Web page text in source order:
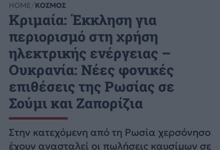
HOME ΚΟΣΜΟΣ
Κριμαία: Έκκληση για
περιορισμό στη χρήση
ηλεκτρικής ενέργειας –
Ουκρανία: Νέες φονικές
επιθέσεις της Ρωσίας σε
Σούμι και Ζαπορίζια
Στην κατεχόμενη από τη Ρωσία χερσόνησο
έχουν ανασταλεί οι πωλήσεις καυσίμων σε